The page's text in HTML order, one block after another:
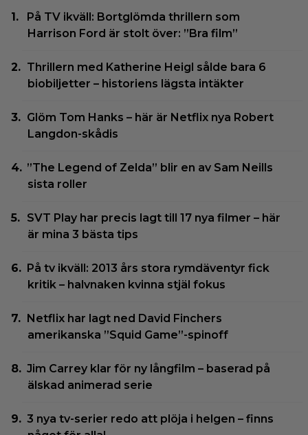
På TV ikväll: Bortglömda thrillern som
Harrison Ford är stolt över: ”Bra film”
Thrillern med Katherine Heigl sålde bara 6
biobiljetter – historiens lägsta intäkter
Glöm Tom Hanks – här är Netflix nya Robert
Langdon-skådis
”The Legend of Zelda” blir en av Sam Neills
sista roller
SVT Play har precis lagt till 17 nya filmer – här
är mina 3 bästa tips
På tv ikväll: 2013 års stora rymdäventyr fick
kritik – halvnaken kvinna stjäl fokus
Netflix har lagt ned David Finchers
amerikanska ”Squid Game”-spinoff
Jim Carrey klar för ny långfilm – baserad på
älskad animerad serie
3 nya tv-serier redo att plöja i helgen – finns